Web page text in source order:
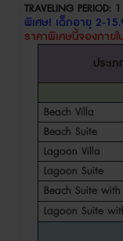
TRAVELING PERIOD: 1
พิเศษ! เด็กอายุ 2-
ราคาพิเศษนี้จองภายใ
ประเ
Beach Villa
Beach Suite
Lagoon Villa
Lagoon Suite
Beach Suite
Lagoon Suite